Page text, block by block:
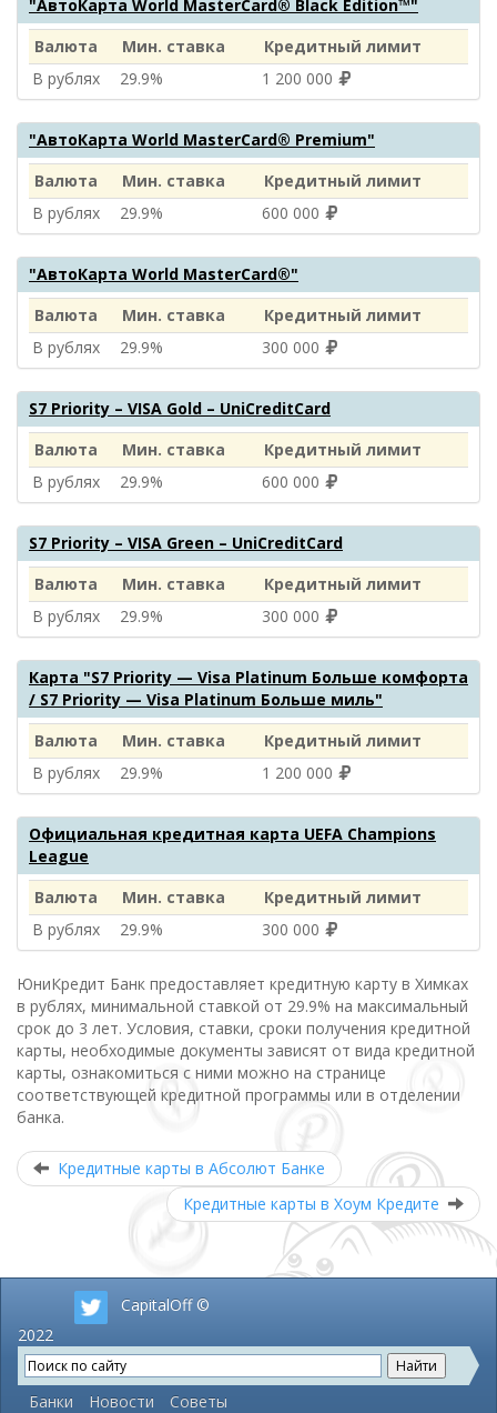
"АвтоКарта World MasterCard® Black Edition™"
Валюта
Мин. ставка
Кредитный лимит
В рублях
29.9% 1 200 000
"АвтоКарта World MasterCard® Premium"
Валюта
Мин. ставка
Кредитный лимит
В рублях
29.9% 600 000
"АвтоКарта World MasterCard®"
Валюта
Мин. ставка
Кредитный лимит
В рублях
29.9% 300 000
S7 Priority – VISA Gold – UniCreditCard
Валюта
Мин. ставка
Кредитный лимит
В рублях
29.9% 600 000
S7 Priority – VISA Green – UniCreditCard
Валюта
Мин. ставка
Кредитный лимит
В рублях
29.9% 300 000
Карта "S7 Priority — Visa Platinum Больше комфорта
/ S7 Priority — Visa Platinum Больше миль"
Валюта
Мин. ставка
Кредитный лимит
В рублях
29.9% 1 200 000
Официальная кредитная карта UEFA Champions
League
Валюта
Мин. ставка
Кредитный лимит
В рублях
29.9% 300 000
ЮниКредит Банк предоставляет кредитную карту в Химках
в рублях, минимальной ставкой от 29.9% на максимальный
срок до 3 лет. Условия, ставки, сроки получения кредитной
карты, необходимые документы зависят от вида кредитной
карты, ознакомиться с ними можно на странице
соответствующей кредитной программы или в отделении
банка.
Кредитные карты в Абсолют Банке
Кредитные карты в Хоум Кредите
CapitalOff ©
2022
Банки Новости Советы